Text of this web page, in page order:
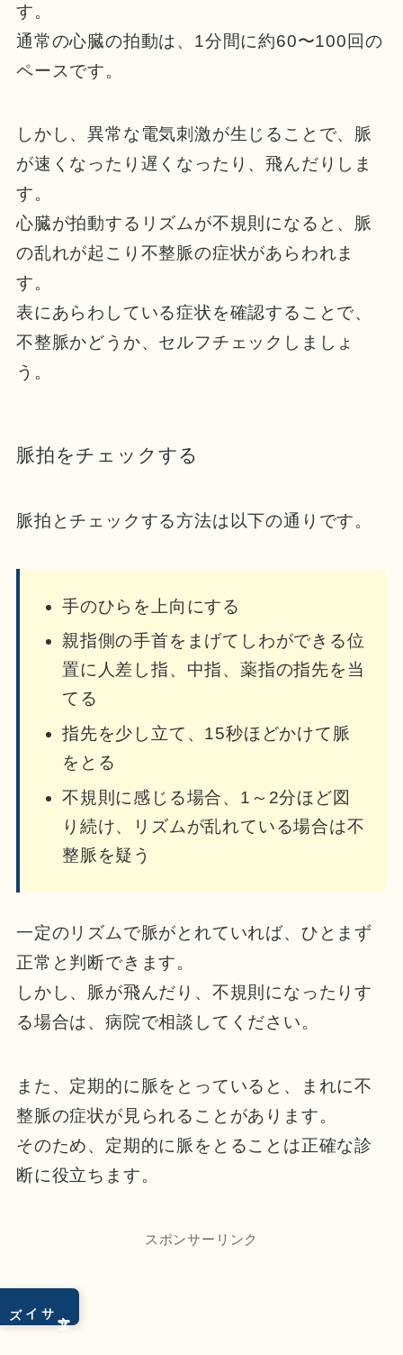
サイズ
す。
通常の心臓の拍動は、1分間に約60〜100回の
ペースです。
しかし、異常な電気刺激が生じることで、脈
が速くなったり遅くなったり、飛んだりしま
す。
心臓が拍動するリズムが不規則になると、脈
の乱れが起こり不整脈の症状があらわれま
す。
表にあらわしている症状を確認することで、
不整脈かどうか、セルフチェックしましょ
う。
脈拍をチェックする
脈拍とチェックする方法は以下の通りです。
手のひらを上向にする
親指側の手首をまげてしわができる位
置に人差し指、中指、薬指の指先を当
てる
指先を少し立て、15秒ほどかけて脈
をとる
不規則に感じる場合、1～2分ほど図
り続け、リズムが乱れている場合は不
整脈を疑う
一定のリズムで脈がとれていれば、ひとまず
正常と判断できます。
しかし、脈が飛んだり、不規則になったりす
る場合は、病院で相談してください。
また、定期的に脈をとっていると、まれに不
整脈の症状が見られることがあります。
そのため、定期的に脈をとることは正確な診
断に役立ちます。
スポンサーリンク